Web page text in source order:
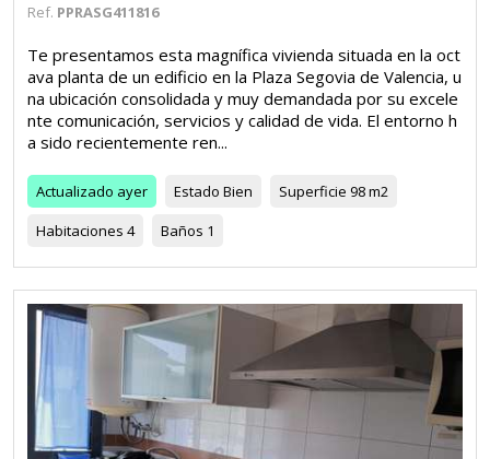
Ref. PPRASG411816
Te presentamos esta magnífica vivienda situada en la oct
ava planta de un edificio en la Plaza Segovia de Valencia, u
na ubicación consolidada y muy demandada por su excele
nte comunicación, servicios y calidad de vida. El entorno h
a sido recientemente ren...
Actualizado ayer Estado Bien Superficie 98 m2
Habitaciones 4 Baños 1